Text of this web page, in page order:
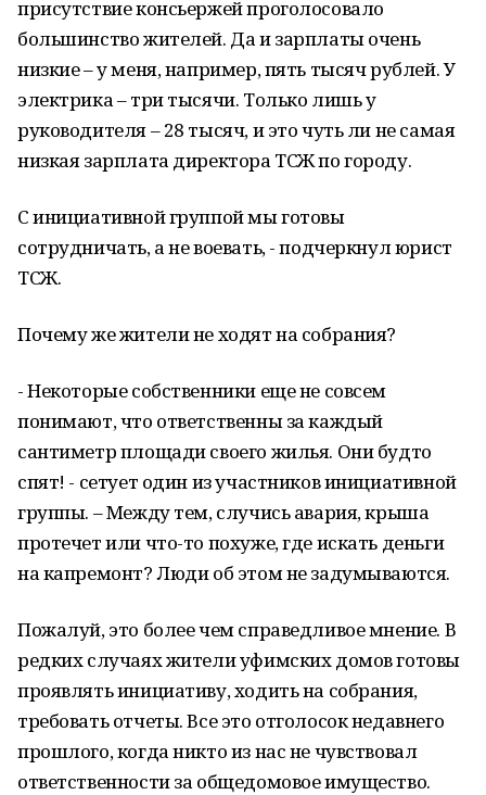
присутствие консьержей проголосовало
большинство жителей. Да и зарплаты очень
низкие – у меня, например, пять тысяч рублей. У
электрика – три тысячи. Только лишь у
руководителя – 28 тысяч, и это чуть ли не самая
низкая зарплата директора ТСЖ по городу.
С инициативной группой мы готовы
сотрудничать, а не воевать, - подчеркнул юрист
ТСЖ.
Почему же жители не ходят на собрания?
- Некоторые собственники еще не совсем
понимают, что ответственны за каждый
сантиметр площади своего жилья. Они будто
спят! - сетует один из участников инициативной
группы. – Между тем, случись авария, крыша
протечет или что-то похуже, где искать деньги
на капремонт? Люди об этом не задумываются.
Пожалуй, это более чем справедливое мнение. В
редких случаях жители уфимских домов готовы
проявлять инициативу, ходить на собрания,
требовать отчеты. Все это отголосок недавнего
прошлого, когда никто из нас не чувствовал
ответственности за общедомовое имущество.